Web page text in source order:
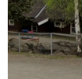
Arne